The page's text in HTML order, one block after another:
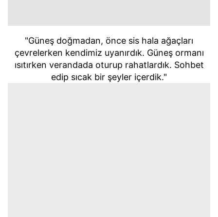
"Güneş doğmadan, önce sis hala ağaçları
çevrelerken kendimiz uyanırdık. Güneş ormanı
ısıtırken verandada oturup rahatlardık. Sohbet
edip sıcak bir şeyler içerdik."